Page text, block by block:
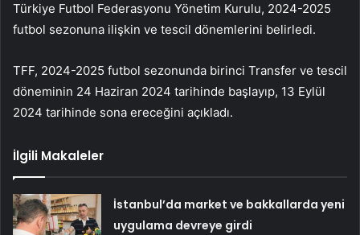
Türkiye Futbol Federasyonu Yönetim Kurulu, 2024-2025
futbol sezonuna ilişkin ve tescil dönemlerini belirledi.
TFF, 2024-2025 futbol sezonunda birinci Transfer ve tescil
döneminin 24 Haziran 2024 tarihinde başlayıp, 13 Eylül
2024 tarihinde sona ereceğini açıkladı.
İlgili Makaleler
İstanbul’da market ve bakkallarda yeni
uygulama devreye girdi